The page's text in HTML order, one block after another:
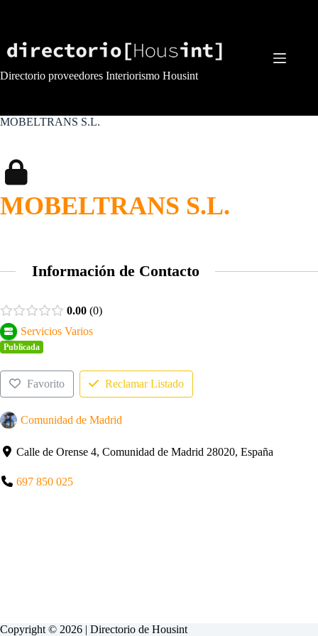
Directorio proveedores Interiorismo Housint
MOBELTRANS S.L.
MOBELTRANS S.L.
Información de Contacto
0.00 0
Servicios Varios
Publicada
Favorito Reclamar Listado
Comunidad de Madrid
Calle de Orense 4, Comunidad de Madrid 28020, España
697 850 025
Copyright © 2026 | Directorio de Housint